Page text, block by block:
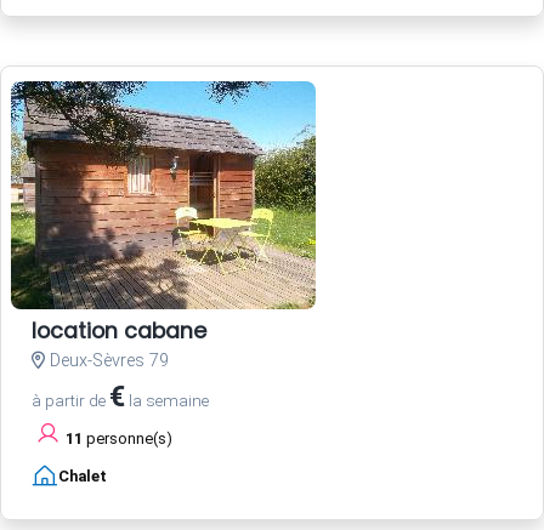
location cabane
Deux-Sèvres 79
à partir de € la semaine
11 personne(s)
Chalet